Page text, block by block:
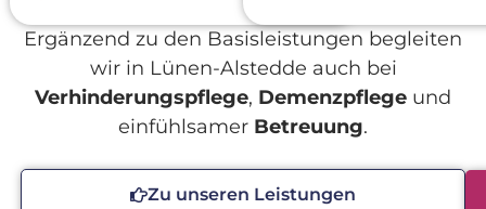
Ergänzend zu den Basisleistungen begleiten
wir in Lünen-Alstedde auch bei
Verhinderungspflege, Demenzpflege und
einfühlsamer Betreuung.
Zu unseren Leistungen